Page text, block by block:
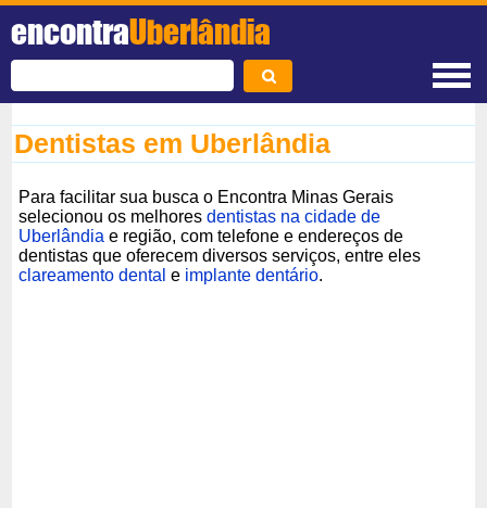
encontraUberlândia
Dentistas em Uberlândia
Para facilitar sua busca o Encontra Minas Gerais
selecionou os melhoresdentistas na cidade de
Uberlândia e região, com telefone e endereços de
dentistas que oferecem diversos serviços, entre eles
clareamento dental e implante dentário.